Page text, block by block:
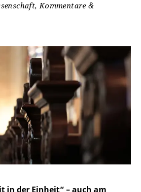
Kommentare &
in der Einheit“ – auch am